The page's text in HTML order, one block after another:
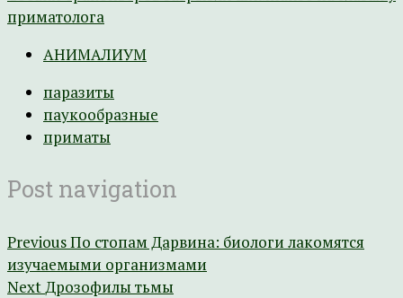
приматолога
АНИМАЛИУМ
паразиты
паукообразные
приматы
Post navigation
PreviousПо стопам Дарвина: биологи лакомятся
изучаемыми организмами
Next Дрозофилы тьмы